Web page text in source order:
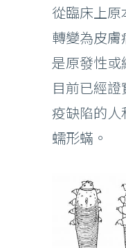
從臨床上
轉變為皮
是原發性或
目前已經
疫缺陷的人
蠕形蟎。